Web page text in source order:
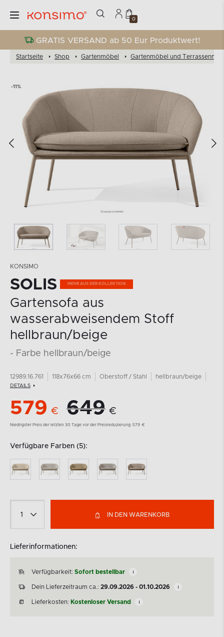
0
GRATIS VERSAND ab 50 Eur Produktwert!
Startseite Shop Gartenmöbel Gartenmöbel und
-11%
KONSIMO
SOLIS MEHR AUS DER KOLLEKTION
Gartensofa aus
wasserabweisendem Stoff
hellbraun/beige
- Farbe hellbraun/beige
12989.16.761 118x76x66 cm Oberstoff / Stahl hellbraun/beige
DETAILS
579 € 649 €
Niedrigster Preis der letzten 30 Tage vor der Preisreduzierung: 579 €
Verfügbare Farben (5):
IN DEN WARENKORB
Lieferinformationen:
Verfügbarkeit: Sofort bestellbar
Dein Lieferzeitraum ca.: 29.09.2026 - 01.10.2026
Lieferkosten: Kostenloser Versand